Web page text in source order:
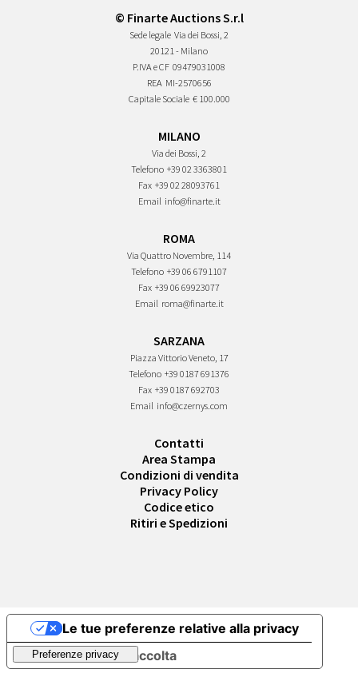
© Finarte Auctions S.r.l
Sede legale Via dei Bossi, 2
20121 - Milano
P.IVA e CF 09479031008
REA MI-2570656
Capitale Sociale € 100.000
MILANO
Via dei Bossi, 2
Telefono +39 02 3363801
Fax +39 02 28093761
Email info@finarte.it
ROMA
Via Quattro Novembre, 114
Telefono +39 06 6791107
Fax +39 06 69923077
Email roma@finarte.it
SARZANA
Piazza Vittorio Veneto, 17
Telefono +39 0187 691376
Fax +39 0187 692703
Email info@czernys.com
Contatti
Area Stampa
Condizioni di vendita
Privacy Policy
Codice etico
Ritiri e Spedizioni
Informativa sulla raccolta
Le tue preferenze relative alla privacy